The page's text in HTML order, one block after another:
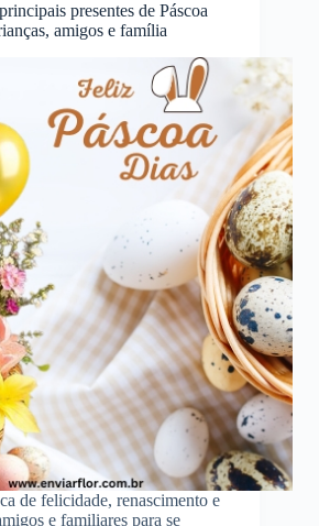
presentes de Páscoa
amigos e família
de felicidade, renascimento e
e familiares para se